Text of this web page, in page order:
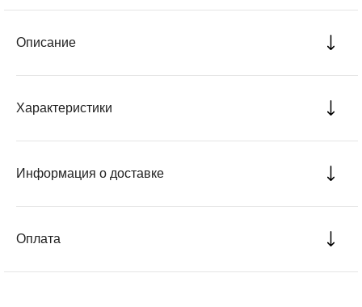
Описание
Характеристики
Информация о доставке
Оплата